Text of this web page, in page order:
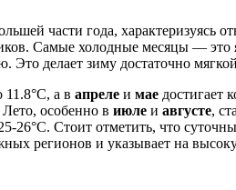
части года,
Самые холодные месяцы — это
делает зиму достаточно
11.8°C, а в апреле и мае достигает
Лето, особенно в июле и августе,
Стоит отметить, что
регионов и указывает на